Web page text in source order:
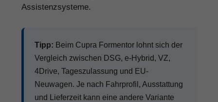
Assistenzsysteme.
Tipp: Beim Cupra Formentor lohnt sich der
Vergleich zwischen DSG, e-Hybrid, VZ,
4Drive, Tageszulassung und EU-
Neuwagen. Je nach Fahrprofil, Ausstattung
und Lieferzeit kann eine andere Variante